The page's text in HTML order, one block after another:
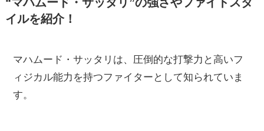
イルを紹介！
マハムード・サッタリは、圧倒的な打撃力と高いフ
ィジカル能力を持つファイターとして知られていま
す。